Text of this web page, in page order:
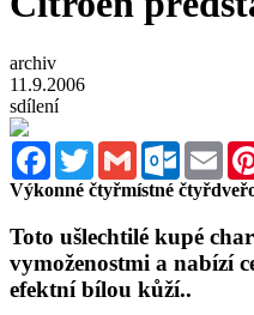
archiv
11.9.2006
sdílení
FacebookTwitterGmail
Výkonné čtyřmístné
Toto ušlechtilé kupé
vymoženostmi a nabízí
efektní bílou kůží..